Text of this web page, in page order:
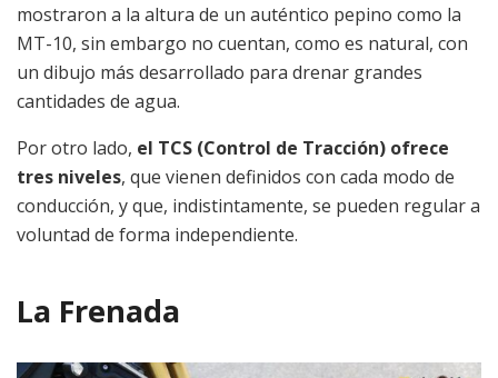
mostraron a la altura de un auténtico pepino como la
MT-10, sin embargo no cuentan, como es natural, con
un dibujo más desarrollado para drenar grandes
cantidades de agua.
Por otro lado, el TCS (Control de Tracción) ofrece
tres niveles, que vienen definidos con cada modo de
conducción, y que, indistintamente, se pueden regular a
voluntad de forma independiente.
La Frenada